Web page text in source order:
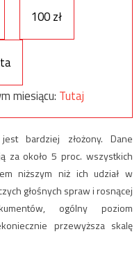
100 zł
miesiącu: Tutaj
bardziej złożony. Dane
za około 5 proc. wszystkich
niższym niż ich udział w
głośnych spraw i rosnącej
ogólny poziom
przewyższa skalę